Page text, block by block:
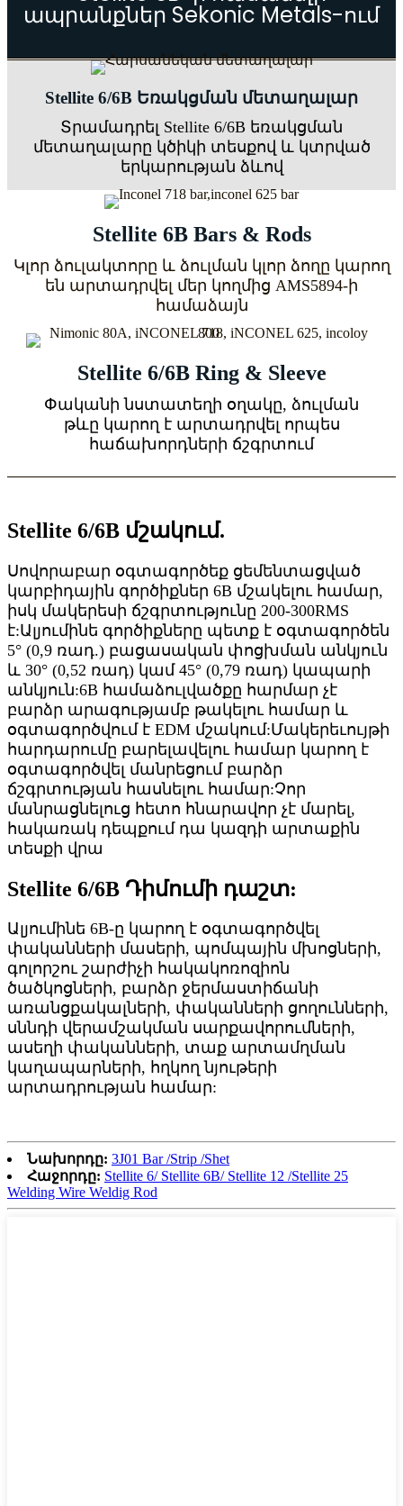
ապրանքներ Sekonic Metals-ում
Stellite 6/6B Եռակցման մետաղալար
Տրամադրել Stellite 6/6B եռակցման
մետաղալարը կծիկի տեսքով և կտրված
երկարության ձևով
Stellite 6B Bars & Rods
Կլոր ձուլակտորը և ձուլման կլոր ձողը կարող
են արտադրվել մեր կողմից AMS5894-ի
համաձայն
Stellite 6/6B Ring & Sleeve
Փականի նստատեղի օղակը, ձուլման
թևը կարող է արտադրվել որպես
հաճախորդների ճշգրտում
Stellite 6/6B մշակում.
Սովորաբար օգտագործեք ցեմենտացված
կարբիդային գործիքներ 6B մշակելու համար,
իսկ մակերեսի ճշգրտությունը 200-300RMS
է:Ալյումինե գործիքները պետք է օգտագործեն
5° (0,9 ռադ.) բացասական փոցխման անկյուն
և 30° (0,52 ռադ) կամ 45° (0,79 ռադ) կապարի
անկյուն:6B համաձուլվածքը հարմար չէ
բարձր արագությամբ թակելու համար և
օգտագործվում է EDM մշակում:Մակերեւույթի
հարդարումը բարելավելու համար կարող է
օգտագործվել մանրեցում բարձր
ճշգրտության հասնելու համար:Չոր
մանրացնելուց հետո հնարավոր չէ մարել,
հակառակ դեպքում դա կազդի արտաքին
տեսքի վրա
Stellite 6/6B Դիմումի դաշտ:
Ալյումինե 6B-ը կարող է օգտագործվել
փականների մասերի, պոմպային մխոցների,
գոլորշու շարժիչի հակակոռոզիոն
ծածկոցների, բարձր ջերմաստիճանի
առանցքակալների, փականների ցողունների,
սննդի վերամշակման սարքավորումների,
ասեղի փականների, տաք արտամղման
կաղապարների, հղկող նյութերի
արտադրության համար:
Նախորդը: 3J01 Bar /Strip /Shet
Հաջորդը: Stellite 6/ Stellite 6B/ Stellite 12 /Stellite 25
Welding Wire Weldig Rod